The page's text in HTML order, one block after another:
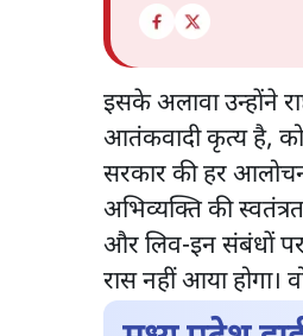
इसके अलावा उन्होंने
आतंकवादी कृत्य है, को
सरकार की हर
अभिव्यक्ति की
और लिव-इन संबंधों पर
रास नहीं आया होगा।